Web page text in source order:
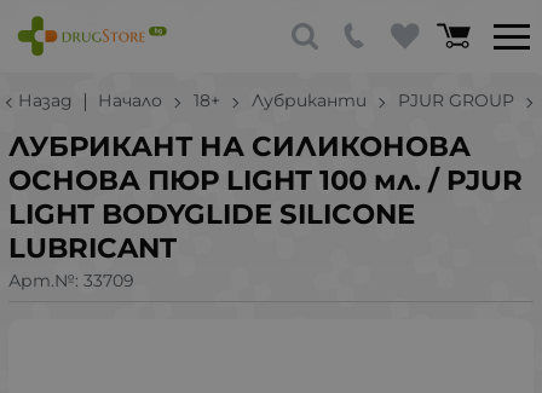
Назад Начало 18+ Лубриканти PJUR GROUP
ЛУБРИКАНТ НА СИЛИКОНОВА
ОСНОВА ПЮР LIGHT 100 мл. / PJUR
LIGHT BODYGLIDE SILICONE
LUBRICANT
Арт.№: 33709